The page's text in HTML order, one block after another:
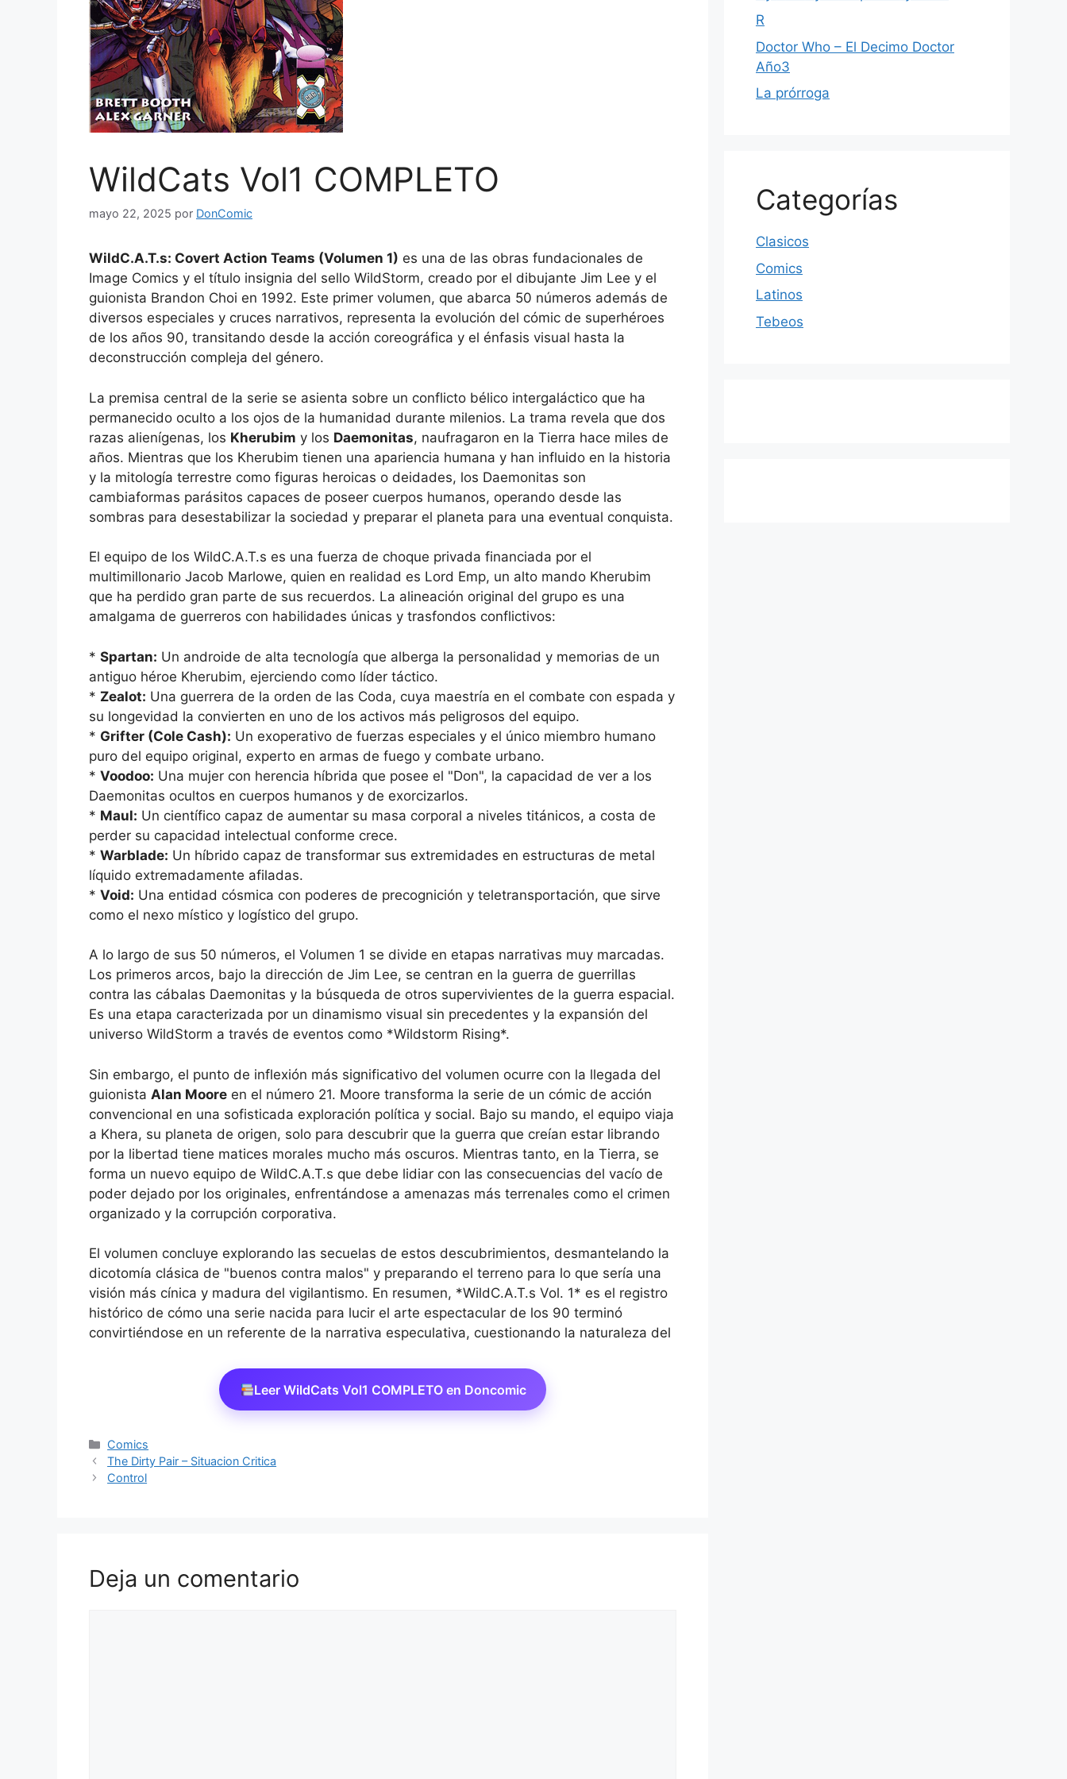
WildCats Vol1 COMPLETO
mayo 22, 2025 por DonComic
WildC.A.T.s: Covert Action Teams (Volumen 1) es una de las obras fundacionales de
Image Comics y el título insignia del sello WildStorm, creado por el dibujante Jim Lee y el
guionista Brandon Choi en 1992. Este primer volumen, que abarca 50 números además de
diversos especiales y cruces narrativos, representa la evolución del cómic de superhéroes
de los años 90, transitando desde la acción coreográfica y el énfasis visual hasta la
deconstrucción compleja del género.
La premisa central de la serie se asienta sobre un conflicto bélico intergaláctico que ha
permanecido oculto a los ojos de la humanidad durante milenios. La trama revela que dos
razas alienígenas, los Kherubim y los Daemonitas, naufragaron en la Tierra hace miles de
años. Mientras que los Kherubim tienen una apariencia humana y han influido en la historia
y la mitología terrestre como figuras heroicas o deidades, los Daemonitas son
cambiaformas parásitos capaces de poseer cuerpos humanos, operando desde las
sombras para desestabilizar la sociedad y preparar el planeta para una eventual conquista.
El equipo de los WildC.A.T.s es una fuerza de choque privada financiada por el
multimillonario Jacob Marlowe, quien en realidad es Lord Emp, un alto mando Kherubim
que ha perdido gran parte de sus recuerdos. La alineación original del grupo es una
amalgama de guerreros con habilidades únicas y trasfondos conflictivos:
* Spartan: Un androide de alta tecnología que alberga la personalidad y memorias de un
antiguo héroe Kherubim, ejerciendo como líder táctico.
* Zealot: Una guerrera de la orden de las Coda, cuya maestría en el combate con espada y
su longevidad la convierten en uno de los activos más peligrosos del equipo.
* Grifter (Cole Cash): Un exoperativo de fuerzas especiales y el único miembro humano
puro del equipo original, experto en armas de fuego y combate urbano.
* Voodoo: Una mujer con herencia híbrida que posee el "Don", la capacidad de ver a los
Daemonitas ocultos en cuerpos humanos y de exorcizarlos.
* Maul: Un científico capaz de aumentar su masa corporal a niveles titánicos, a costa de
perder su capacidad intelectual conforme crece.
* Warblade: Un híbrido capaz de transformar sus extremidades en estructuras de metal
líquido extremadamente afiladas.
* Void: Una entidad cósmica con poderes de precognición y teletransportación, que sirve
como el nexo místico y logístico del grupo.
A lo largo de sus 50 números, el Volumen 1 se divide en etapas narrativas muy marcadas.
Los primeros arcos, bajo la dirección de Jim Lee, se centran en la guerra de guerrillas
contra las cábalas Daemonitas y la búsqueda de otros supervivientes de la guerra espacial.
Es una etapa caracterizada por un dinamismo visual sin precedentes y la expansión del
universo WildStorm a través de eventos como *Wildstorm Rising*.
Sin embargo, el punto de inflexión más significativo del volumen ocurre con la llegada del
guionista Alan Moore en el número 21. Moore transforma la serie de un cómic de acción
convencional en una sofisticada exploración política y social. Bajo su mando, el equipo viaja
a Khera, su planeta de origen, solo para descubrir que la guerra que creían estar librando
por la libertad tiene matices morales mucho más oscuros. Mientras tanto, en la Tierra, se
forma un nuevo equipo de WildC.A.T.s que debe lidiar con las consecuencias del vacío de
poder dejado por los originales, enfrentándose a amenazas más terrenales como el crimen
organizado y la corrupción corporativa.
El volumen concluye explorando las secuelas de estos descubrimientos, desmantelando la
dicotomía clásica de "buenos contra malos" y preparando el terreno para lo que sería una
visión más cínica y madura del vigilantismo. En resumen, *WildC.A.T.s Vol. 1* es el registro
histórico de cómo una serie nacida para lucir el arte espectacular de los 90 terminó
convirtiéndose en un referente de la narrativa especulativa, cuestionando la naturaleza del
Leer WildCats Vol1 COMPLETO en Doncomic
Categorías
Comics
The Dirty Pair – Situacion Critica
Control
Deja un comentario
R
Doctor Who – El Decimo Doctor
Año3
La prórroga
Categorías
Clasicos
Comics
Latinos
Tebeos